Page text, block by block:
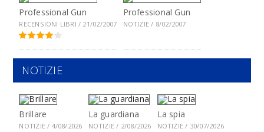
Professional Gun
RECENSIONI LIBRI / 21/02/2007
Professional Gun
NOTIZIE / 8/02/2007
NOTIZIE
Brillare
NOTIZIE / 4/08/2026
La guardiana
NOTIZIE / 2/08/2026
La spia
NOTIZIE / 30/07/2026